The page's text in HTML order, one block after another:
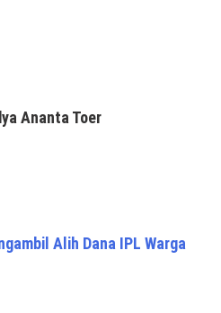
Ananta Toer
Alih Dana IPL Warga